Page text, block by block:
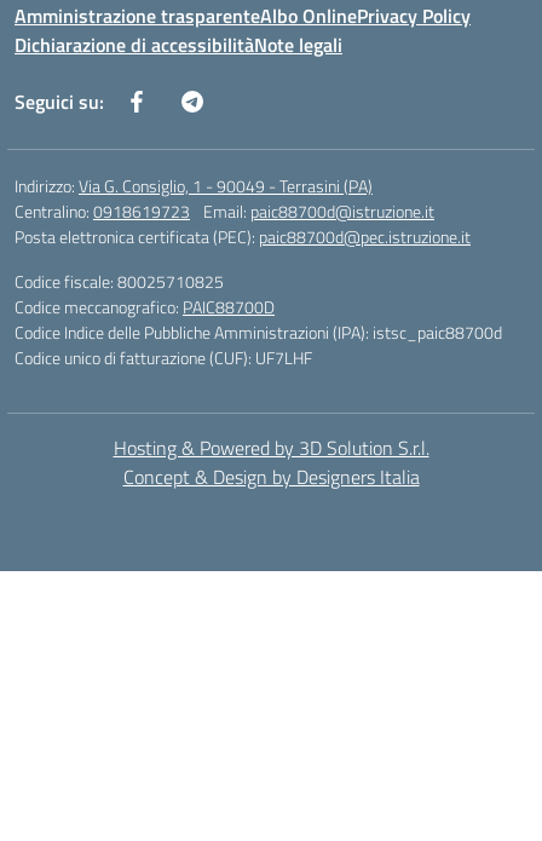
Amministrazione trasparenteAlbo OnlinePrivacy Policy
Dichiarazione di accessibilitàNote legali
Seguici su:
Indirizzo:Via G. Consiglio, 1 - 90049 - Terrasini (PA)
Centralino:0918619723 Email: paic88700d@istruzione.it
Posta elettronica certificata (PEC): paic88700d@pec.istruzione.it
Codice fiscale: 80025710825
Codice meccanografico: PAIC88700D
Codice Indice delle Pubbliche Amministrazioni (IPA): istsc_paic88700d
Codice unico di fatturazione (CUF): UF7LHF
Hosting & Powered by 3D Solution S.r.l.
Concept & Design by Designers Italia